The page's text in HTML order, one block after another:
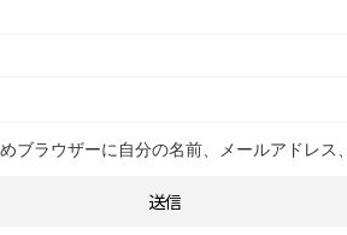
ブラウザーに自分の名前、メールアドレス